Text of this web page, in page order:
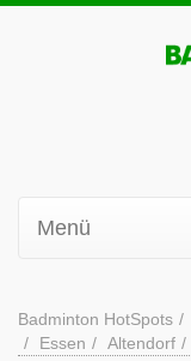
Menü
Badminton HotSpots
Essen
Altendorf